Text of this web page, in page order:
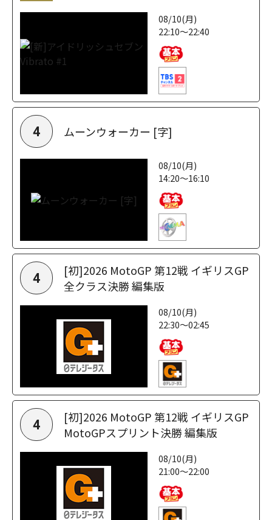
08/10(月)
22:10～22:40
4 ムーンウォーカー [字]
08/10(月)
14:20～16:10
4
[初]2026 MotoGP 第12戦 イギリスGP
全クラス決勝 編集版
08/10(月)
22:30～02:45
4
[初]2026 MotoGP 第12戦 イギリスGP
MotoGPスプリント決勝 編集版
08/10(月)
21:00～22:00